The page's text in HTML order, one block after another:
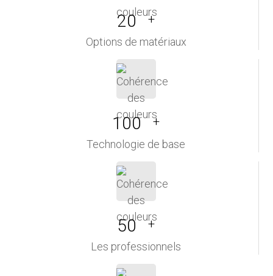
20 +
Options de matériaux
100 +
Technologie de base
50 +
Les professionnels